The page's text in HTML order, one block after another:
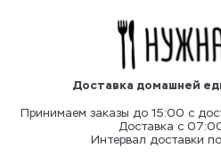
Доставка домашней
Принимаем заказы до 15:00 с
Доставка с
Интервал доставки